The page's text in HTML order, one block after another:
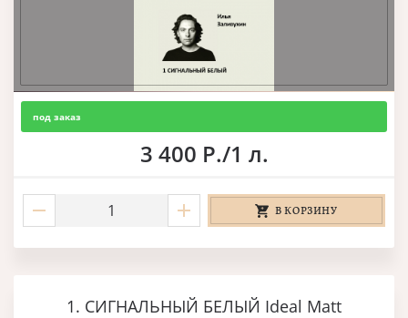
под заказ
3 400 Р./1 л.
В КОРЗИНУ
1. СИГНАЛЬНЫЙ БЕЛЫЙ Ideal Matt